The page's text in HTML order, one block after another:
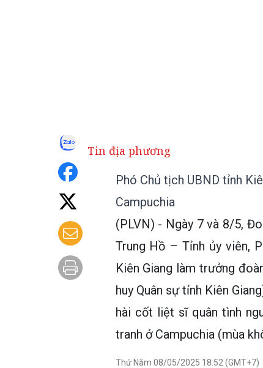
Tin địa phương
Phó Chủ tịch UBND tỉnh
Campuchia
(PLVN) - Ngày 7 và 8/5,
Trung Hồ – Tỉnh ủy viên,
Kiên Giang làm trưởng
huy Quân sự tỉnh Kiên
hài cốt liệt sĩ quân tình
tranh ở Campuchia (mùa
Thứ Năm 08/05/2025 18:52 (GMT+7)